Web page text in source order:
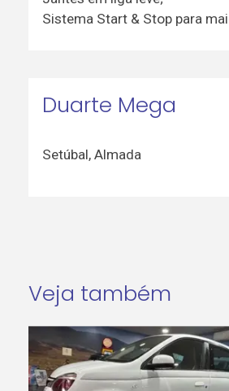
Sistema Start & Stop para
Duarte Mega
Setúbal, Almada
Veja também